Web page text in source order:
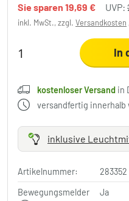
Sie sparen 19,69 € UVP:
inkl. MwSt., zzgl. Versandkosten
In
kostenloser Versand in
versandfertig innerhalb
inklusive
Artikelnummer:
283352
Bewegungsmelder
Ja